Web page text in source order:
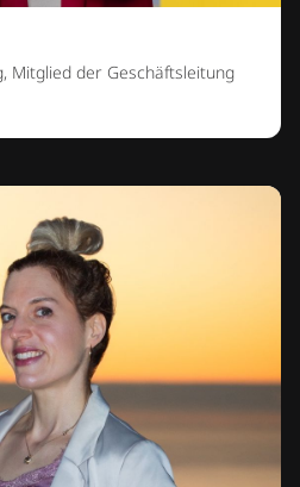
Mitglied der Geschäftsleitung